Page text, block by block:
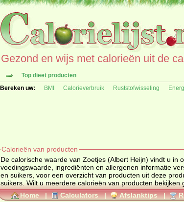
Gezond en wijs met calorieën uit de
Top dieet producten
Bereken uw:
BMI Calorieverbruik Ruststofwisseling
Calorieën van producten
De calorische waarde van Zoetjes (Albert Heijn) vindt u in
en suikers , voor een overzicht van producten uit deze
suikers
Home | Calculators | Afslanktips |